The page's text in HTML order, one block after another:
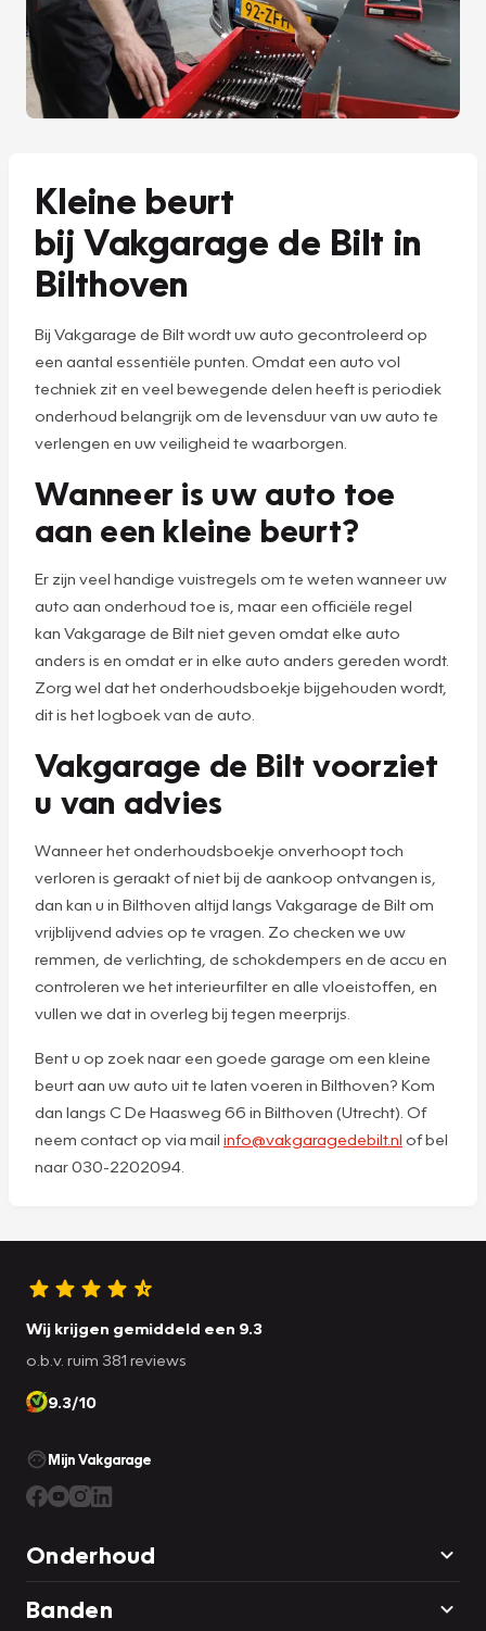
Kleine beurt
bij Vakgarage de Bilt in
Bilthoven
Bij Vakgarage de Bilt wordt uw auto gecontroleerd op
een aantal essentiële punten. Omdat een auto vol
techniek zit en veel bewegende delen heeft is periodiek
onderhoud belangrijk om de levensduur van uw auto te
verlengen en uw veiligheid te waarborgen.
Wanneer is uw auto toe
aan een kleine beurt?
Er zijn veel handige vuistregels om te weten wanneer uw
auto aan onderhoud toe is, maar een officiële regel
kan Vakgarage de Bilt niet geven omdat elke auto
anders is en omdat er in elke auto anders gereden wordt.
Zorg wel dat het onderhoudsboekje bijgehouden wordt,
dit is het logboek van de auto.
Vakgarage de Bilt voorziet
u van advies
Wanneer het onderhoudsboekje onverhoopt toch
verloren is geraakt of niet bij de aankoop ontvangen is,
dan kan u in Bilthoven altijd langs Vakgarage de Bilt om
vrijblijvend advies op te vragen. Zo checken we uw
remmen, de verlichting, de schokdempers en de accu en
controleren we het interieurfilter en alle vloeistoffen, en
vullen we dat in overleg bij tegen meerprijs.
Bent u op zoek naar een goede garage om een kleine
beurt aan uw auto uit te laten voeren in Bilthoven? Kom
dan langs C De Haasweg 66 in Bilthoven (Utrecht). Of
neem contact op via mail info@vakgaragedebilt.nl of bel
naar 030-2202094.
Wij krijgen gemiddeld een 9.3
o.b.v. ruim 381 reviews
9.3/10
Mijn Vakgarage
Onderhoud
Banden